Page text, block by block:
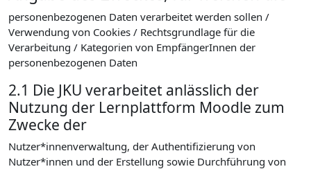
personenbezogenen Daten verarbeitet werden sollen /
Verwendung von Cookies / Rechtsgrundlage für die
Verarbeitung / Kategorien von EmpfängerInnen der
personenbezogenen Daten
2.1 Die JKU verarbeitet anlässlich der
Nutzung der Lernplattform Moodle zum
Zwecke der
Nutzer*innenverwaltung, der Authentifizierung von
Nutzer*innen und der Erstellung sowie Durchführung von